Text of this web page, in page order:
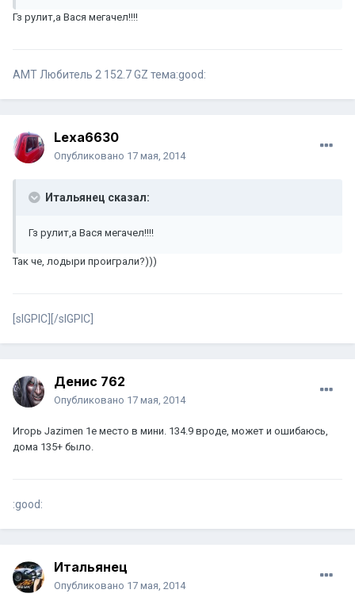
Гз рулит,а Вася мегачел!!!!
АМТ Любитель 2 152.7 GZ тема:good:
Lexa6630
Опубликовано 17 мая, 2014
Итальянец сказал:
Гз рулит,а Вася мегачел!!!!
Так че, лодыри проиграли?)))
[sIGPIC][/sIGPIC]
Денис 762
Опубликовано 17 мая, 2014
Игорь Jazimen 1е место в мини. 134.9 вроде, может и ошибаюсь,
дома 135+ было.
:good:
Итальянец
Опубликовано 17 мая, 2014